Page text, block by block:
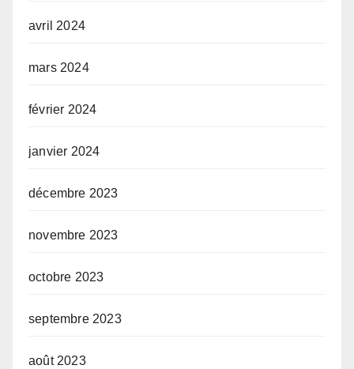
avril 2024
mars 2024
février 2024
janvier 2024
décembre 2023
novembre 2023
octobre 2023
septembre 2023
août 2023